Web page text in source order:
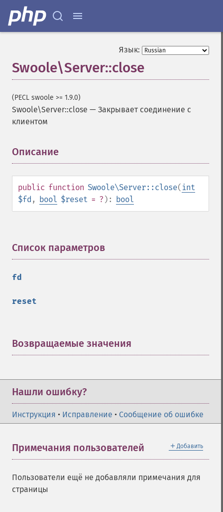
Язык:
Swoole\Server::close
(PECL swoole >= 1.9.0)
Swoole\Server::close — Закрывает соединение с
клиентом
Описание
public function Swoole\Server::close( int
$fd , bool $reset = ? ): bool
Список параметров
fd
reset
Возвращаемые значения
Нашли ошибку?
Инструкция • Исправление • Сообщение об ошибке
＋ Добавить
Примечания пользователей
Пользователи ещё не добавляли примечания для
страницы